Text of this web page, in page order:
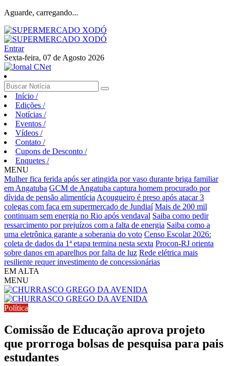
Aguarde, carregando...
Entrar
Sexta-feira, 07 de Agosto 2026
Início /
Edições /
Notícias /
Eventos /
Vídeos /
Contato /
Cupons de Desconto /
Enquetes /
MENU
Mulher fica ferida após ser atingida por vaso durante briga familiar
em Angatuba GCM de Angatuba captura homem procurado por
dívida de pensão alimentícia Açougueiro é preso após atacar 3
colegas com faca em supermercado de Jundiaí Mais de 200 mil
continuam sem energia no Rio após vendaval Saiba como pedir
ressarcimento por prejuízos com a falta de energia Saiba como a
urna eletrônica garante a soberania do voto Censo Escolar 2026:
coleta de dados da 1ª etapa termina nesta sexta Procon-RJ orienta
sobre danos em aparelhos por falta de luz Rede elétrica mais
resiliente requer investimento de concessionárias
EM ALTA
MENU
Política
Comissão de Educação aprova projeto
que prorroga bolsas de pesquisa para pais
estudantes